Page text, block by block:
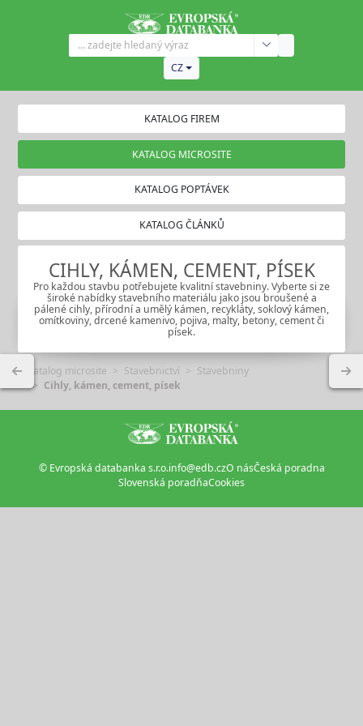
CZ
KATALOG FIREM
KATALOG MICROSITE
KATALOG POPTÁVEK
KATALOG ČLÁNKŮ
CIHLY, KÁMEN, CEMENT, PÍSEK
Pro každou stavbu potřebujete kvalitní stavebniny. Vyberte si ze
široké nabídky stavebního materiálu jako jsou broušené a
pálené cihly, přírodní a umělý kámen, recykláty, soklový kámen,
omítkoviny, drcené kamenivo, pojiva, malty, betony, cement či
písek.
Katalog microsite Stavebnictví
Stavebniny
Cihly, kámen, cement, písek
© Evropská databanka s.r.o.info@edb.czO násČeská poradna
Slovenská poradňaCookies